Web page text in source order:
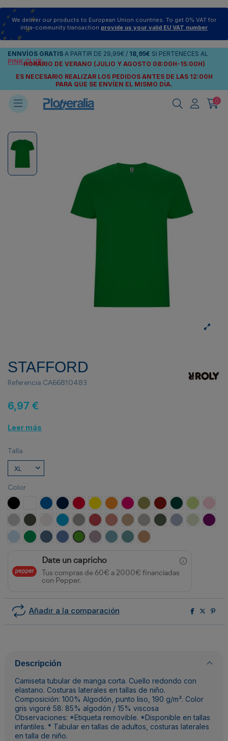
We deliver our products to European Union countries. To get 0% VAT for
intra-community transaction provide us your valid EU VAT number
ENNVÍOS GRATIS A PARTIR DE 29,99€ / 18,95€ SI PERTENECES AL
PINK CLUB
HORARIO DE VERANO (JULIO Y AGOSTO 08:00H-15:00H)
ES NECESARIO REALIZAR LOS PEDIDOS ANTES DE LAS 12:00H
PARA QUE SE ENVÍEN EL MISMO DÍA.
0
STAFFORD
Referencia CA66810483
6,97 €
Leer más
Talla
Color
NEGRO BLANCOROYAL MARINOROJO AMARILLONARANJAROSETONVERDE MILITAR
GRANATEVERDE BOTELLA
VERDE
GRIS VIGOREPLOMO OSCURO
BLANCO VINTAGE
TURQUESA
OPALO ROJO CRISANTEMO
NARANJA CLAY
ARENA GRIS PIEDRAVERDE AVENTURA
AZUL ZENVERDE
CELESTEVERDE KELLY
AZUL DENIMAZUL RIVIERA
VERDE GRASS
LAVANDAAZUL LAVADO
AZUL DUSTYNARANJA GREEK
Date un capricho
Tus compras de 60€ a 2000€ financiadas
con Pepper.
Añadir a la comparación
Descripción
Camiseta tubular de manga corta. Cuello redondo con
elastano. Costuras laterales en tallas de niño.
Composición: 100% Algodón, punto liso, 190 g/m². Color
gris vigoré 58: 85% algodón / 15% viscosa
Observaciones: *Etiqueta removible. *Disponible en tallas
infantiles. * Tabular en tallas de adultos, costuras laterales
en talla de niño.